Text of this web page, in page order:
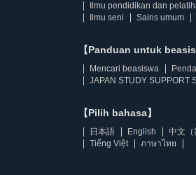
Ilmu pendidikan dan
Ilmu seni
Sains umum
【Panduan untuk
Mencari beasiswa
JAPAN STUDY SUPPORT
【Pilih bahasa】
日本語 English 中文（
Tiếng Việt
ภาษาไทย